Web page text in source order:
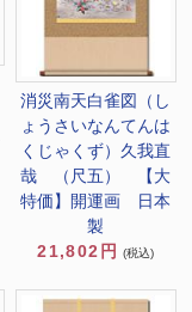
消災南天白雀図（し
ょうさいなんてんは
くじゃくず）久我直
哉 （尺五） 【大
特価】開運画 日本
製
21,802円
(税込)